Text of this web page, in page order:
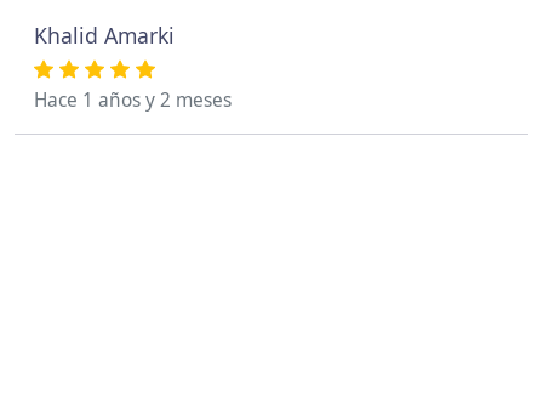
Khalid Amarki
Hace 1 años y 2 meses